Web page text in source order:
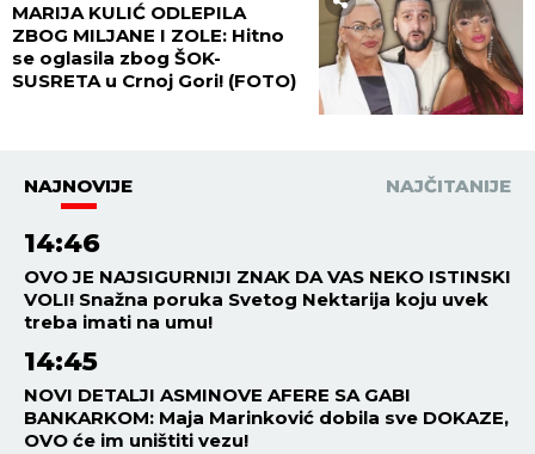
MARIJA KULIĆ ODLEPILA
ZBOG MILJANE I ZOLE: Hitno
se oglasila zbog ŠOK-
SUSRETA u Crnoj Gori! (FOTO)
NAJNOVIJE NAJČITANIJE
14:46
OVO JE NAJSIGURNIJI ZNAK DA VAS NEKO ISTINSKI
VOLI! Snažna poruka Svetog Nektarija koju uvek
treba imati na umu!
14:45
NOVI DETALJI ASMINOVE AFERE SA GABI
BANKARKOM: Maja Marinković dobila sve DOKAZE,
OVO će im uništiti vezu!